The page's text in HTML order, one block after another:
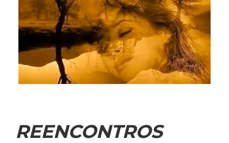
REENCONTROS